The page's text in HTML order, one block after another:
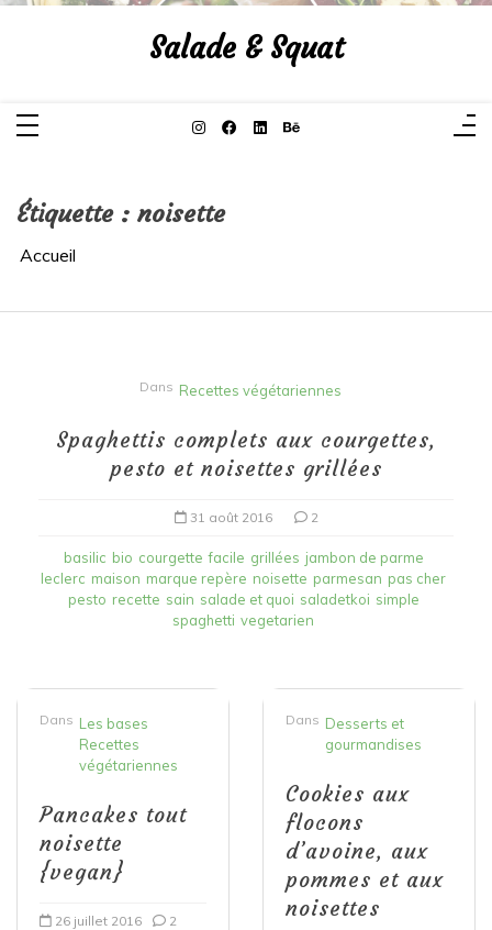
Aller
Salade & Squat
Étiquette : noisette
Accueil
Dans Recettes végétariennes
Spaghettis complets aux courgettes,
pesto et noisettes grillées
31 août 2016 2
basilic bio courgette facile grillées jambon de parme
leclerc maison marque repère noisette parmesan pas cher
pesto recette sain salade et quoi saladetkoi simple
spaghetti vegetarien
Dans Les bases
Recettes
végétariennes
Pancakes tout
noisette
{vegan}
26 juillet 2016 2
Dans Desserts et
gourmandises
Cookies aux
flocons
d’avoine, aux
pommes et aux
noisettes